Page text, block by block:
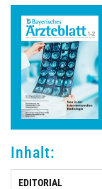
Archiv
Inhalt:
EDITORIAL